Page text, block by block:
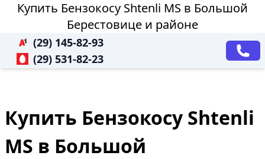
Купить Бензокосу Shtenli MS в Большой
Берестовице и районе
(29) 145-82-93
(29) 531-82-23
Купить Бензокосу Shtenli
MS в Большой